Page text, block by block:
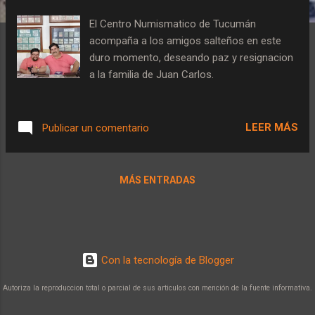
El Centro Numismatico de Tucumán
acompaña a los amigos salteños en este
duro momento, deseando paz y resignacion
a la familia de Juan Carlos.
Publicar un comentario LEER MÁS
MÁS ENTRADAS
Con la tecnología de Blogger
Autoriza la reproduccion total o parcial de sus articulos con mención de la fuente informativa.